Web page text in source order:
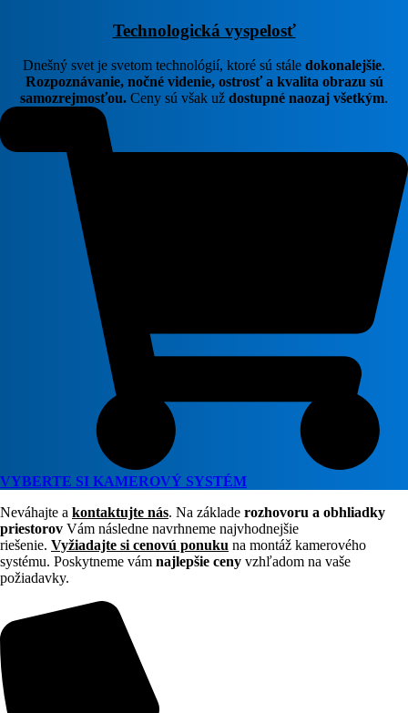
Technologická vyspelosť
Dnešný svet je svetom technológií, ktoré sú stále dokonalejšie.
Rozpoznávanie, nočné videnie, ostrosť a kvalita obrazu sú
samozrejmosťou. Ceny sú však už dostupné naozaj všetkým.
VYBERTE SI KAMEROVÝ SYSTÉM
Neváhajte a kontaktujte nás. Na základe rozhovoru a obhliadky
priestorov Vám následne navrhneme najvhodnejšie
riešenie. Vyžiadajte si cenovú ponuku na montáž kamerového
systému. Poskytneme vám najlepšie ceny vzhľadom na vaše
požiadavky.